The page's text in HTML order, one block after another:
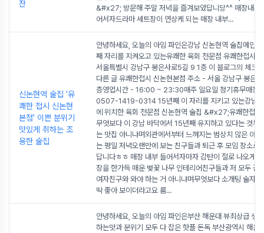
잔
&#x27; 방문해 주말 저녁을 즐겨보았답니당^^ 매장내부
어서자드라마 세트장이 연상케 되는 매장 내부...
신논현역 술집 '유
쾌한 접시 신논현
본점' 이쁜 분위기
맛있게 취하는 조
용한 술집
안녕하세요, 오늘의 아임 파인은강남 신논현역 술집메인
째 자리를 지켜오고 있는유쾌한 육회 전문점 유쾌한접시
서울특별시 강남구 봉은사로5길 9 1층 이 블로그의 체크
다른 글 유쾌한접시 신논현본점 주소 - 서울 강남구 봉은
층영업시간 - 16:00 ~ 23:30매주 일요일 정기휴무매장
0507-1419-0314 15년째 이 자리를 지키고 있는강남
에 위치한 육회 전문점 신논현역 술집 &#x27;유쾌한접
무엇보다 이 강남 바닥에서 15년째 유지하고 있다는 것부
는 맛집 아니냐며외관에서부터 느껴지는 범상치 않은 아
는 평일 저녁오랜만에 보는 친구들과 퇴근 후 모임 장소로
답니다ㅎㅎ 매장 내부 들어서자마자 감탄이 절로 나오게
장을 한가득 매운 벚꽃 나무 인테리어친구들과 저 모두 감
여자친구와 와야 하는 거 아니냐며무엇보다 소개팅 술자
딱 좋아 보이더라고요 룸...
안녕하세요, 오늘의 아임 파인은부산 해운대 뷰최상급 생
하는맛과 분위기 모두 다 잡은 핫플 돈독 부산광역시 해운